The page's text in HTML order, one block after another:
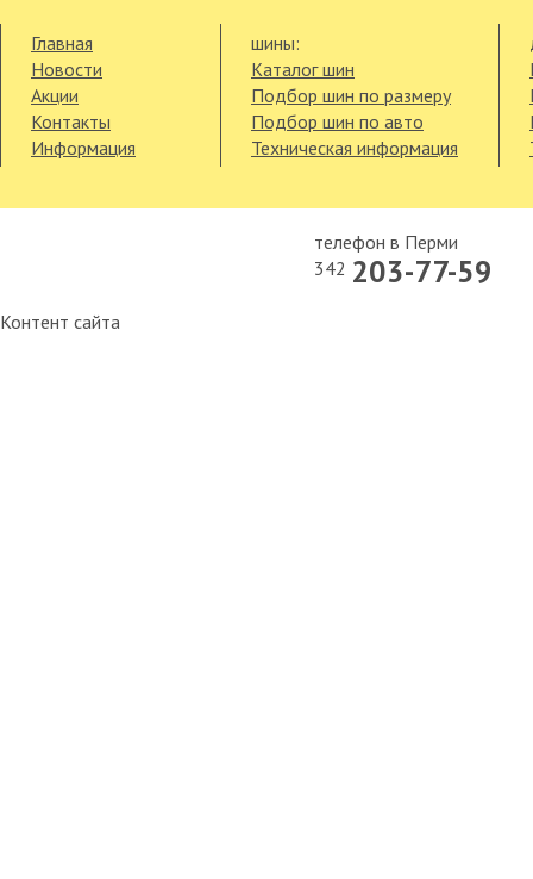
Главная
Новости
Акции
Контакты
Информация
шины:
Каталог шин
Подбор шин по размеру
Подбор шин по авто
Техническая информация
телефон в Перми
342 203-77-59
Контент сайта